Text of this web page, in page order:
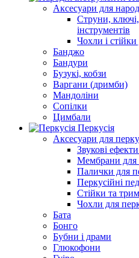
Аксесуари для
Струни,
інструментів
Чохли і
Банджо
Бандури
Бузукі, кобзи
Варгани (дримби)
Мандоліни
Сопілки
Цимбали
Перкусія
Аксесуари для
Звукові
Мембрани для
Палички для
Перкусійні
Стійки та
Чохли для
Бата
Бонго
Бубни і драми
Глюкофони